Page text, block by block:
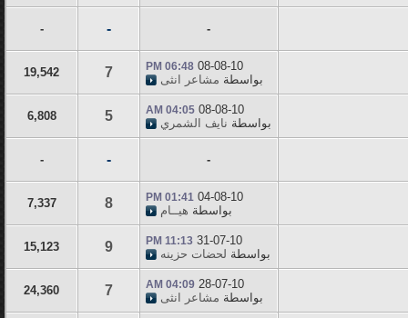
-
-
-
08-08-10
06:48 PM
بواسطة مشاعر انثى 7
19,542
08-08-10
04:05 AM
بواسطة نايف الشمري 5
6,808
-
-
-
04-08-10
01:41 PM
بواسطة هيــام 8
7,337
31-07-10
11:13 PM
بواسطة لحضات حزينه 9
15,123
28-07-10
04:09 AM
بواسطة مشاعر انثى 7
24,360